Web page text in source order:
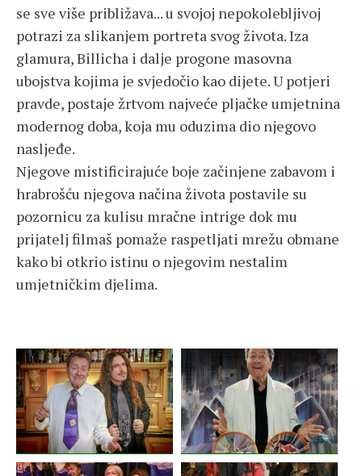
se sve više približava... u svojoj nepokolebljivoj
potrazi za slikanjem portreta svog života. Iza
glamura, Billicha i dalje progone masovna
ubojstva kojima je svjedočio kao dijete. U potjeri
pravde, postaje žrtvom najveće pljačke umjetnina
modernog doba, koja mu oduzima dio njegovo
nasljeđe.
Njegove mistificirajuće boje začinjene zabavom i
hrabrošću njegova načina života postavile su
pozornicu za kulisu mračne intrige dok mu
prijatelj filmaš pomaže raspetljati mrežu obmane
kako bi otkrio istinu o njegovim nestalim
umjetničkim djelima.